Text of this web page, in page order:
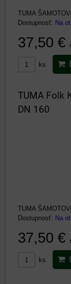
TUMA
Dostupnosť: Na
37,50 €
ks
TUMA Folk
DN 160
TUMA
Dostupnosť: Na
37,50 €
ks